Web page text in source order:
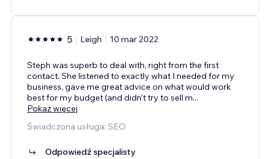
5 Leigh 10 mar 2022
Steph was superb to deal with, right from the first
contact. She listened to exactly what I needed for my
business, gave me great advice on what would work
best for my budget (and didn't try to sell m...
Pokaż więcej
Świadczona usługa: SEO
Odpowiedź specjalisty